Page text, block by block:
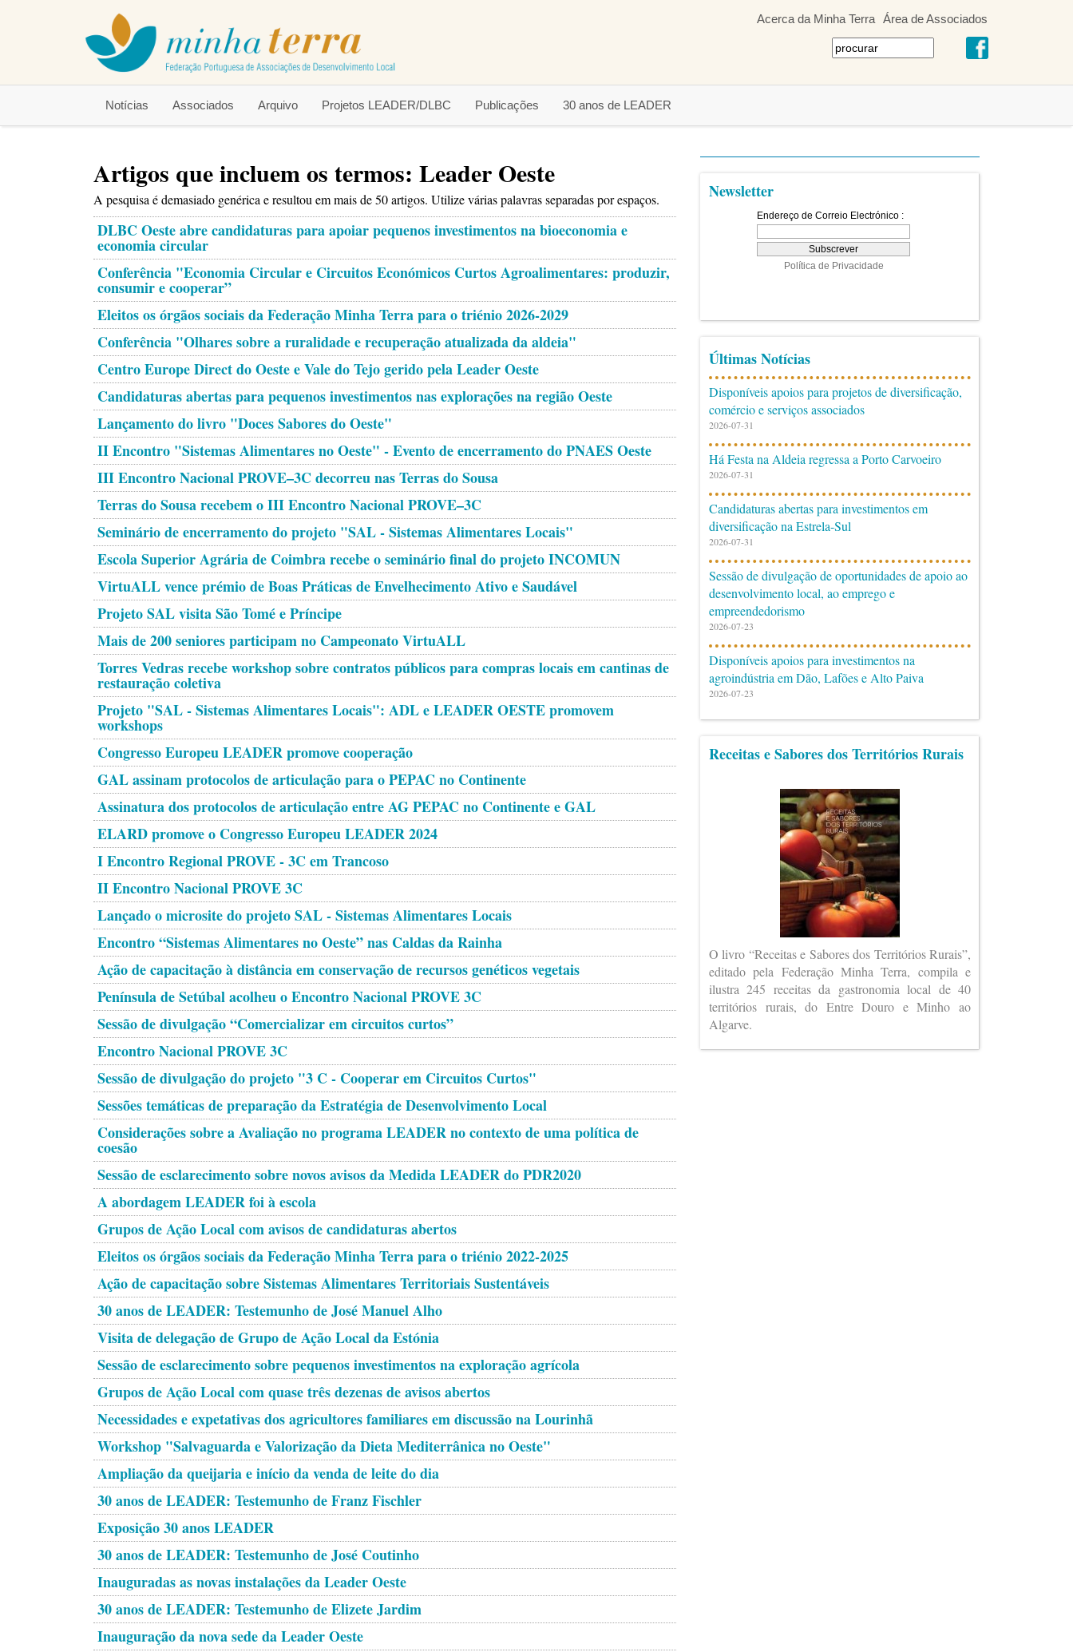
Acerca da Minha Terra Área de Associados
Notícias Associados Arquivo Projetos LEADER/DLBC Publicações 30 anos de LEADER
Artigos que incluem os termos: Leader Oeste
A pesquisa é demasiado genérica e resultou em mais de 50 artigos. Utilize várias palavras separadas por espaços.
DLBC Oeste abre candidaturas para apoiar pequenos investimentos na bioeconomia e
economia circular
Conferência "Economia Circular e Circuitos Económicos Curtos Agroalimentares: produzir,
consumir e cooperar”
Eleitos os órgãos sociais da Federação Minha Terra para o triénio 2026-2029
Conferência "Olhares sobre a ruralidade e recuperação atualizada da aldeia"
Centro Europe Direct do Oeste e Vale do Tejo gerido pela Leader Oeste
Candidaturas abertas para pequenos investimentos nas explorações na região Oeste
Lançamento do livro "Doces Sabores do Oeste"
II Encontro "Sistemas Alimentares no Oeste" - Evento de encerramento do PNAES Oeste
III Encontro Nacional PROVE–3C decorreu nas Terras do Sousa
Terras do Sousa recebem o III Encontro Nacional PROVE–3C
Seminário de encerramento do projeto "SAL - Sistemas Alimentares Locais"
Escola Superior Agrária de Coimbra recebe o seminário final do projeto INCOMUN
VirtuALL vence prémio de Boas Práticas de Envelhecimento Ativo e Saudável
Projeto SAL visita São Tomé e Príncipe
Mais de 200 seniores participam no Campeonato VirtuALL
Torres Vedras recebe workshop sobre contratos públicos para compras locais em cantinas de
restauração coletiva
Projeto "SAL - Sistemas Alimentares Locais": ADL e LEADER OESTE promovem
workshops
Congresso Europeu LEADER promove cooperação
GAL assinam protocolos de articulação para o PEPAC no Continente
Assinatura dos protocolos de articulação entre AG PEPAC no Continente e GAL
ELARD promove o Congresso Europeu LEADER 2024
I Encontro Regional PROVE - 3C em Trancoso
II Encontro Nacional PROVE 3C
Lançado o microsite do projeto SAL - Sistemas Alimentares Locais
Encontro “Sistemas Alimentares no Oeste” nas Caldas da Rainha
Ação de capacitação à distância em conservação de recursos genéticos vegetais
Península de Setúbal acolheu o Encontro Nacional PROVE 3C
Sessão de divulgação “Comercializar em circuitos curtos”
Encontro Nacional PROVE 3C
Sessão de divulgação do projeto "3 C - Cooperar em Circuitos Curtos"
Sessões temáticas de preparação da Estratégia de Desenvolvimento Local
Considerações sobre a Avaliação no programa LEADER no contexto de uma política de
coesão
Sessão de esclarecimento sobre novos avisos da Medida LEADER do PDR2020
A abordagem LEADER foi à escola
Grupos de Ação Local com avisos de candidaturas abertos
Eleitos os órgãos sociais da Federação Minha Terra para o triénio 2022-2025
Ação de capacitação sobre Sistemas Alimentares Territoriais Sustentáveis
30 anos de LEADER: Testemunho de José Manuel Alho
Visita de delegação de Grupo de Ação Local da Estónia
Sessão de esclarecimento sobre pequenos investimentos na exploração agrícola
Grupos de Ação Local com quase três dezenas de avisos abertos
Necessidades e expetativas dos agricultores familiares em discussão na Lourinhã
Workshop "Salvaguarda e Valorização da Dieta Mediterrânica no Oeste"
Ampliação da queijaria e início da venda de leite do dia
30 anos de LEADER: Testemunho de Franz Fischler
Exposição 30 anos LEADER
30 anos de LEADER: Testemunho de José Coutinho
Inauguradas as novas instalações da Leader Oeste
30 anos de LEADER: Testemunho de Elizete Jardim
Inauguração da nova sede da Leader Oeste
Newsletter
Últimas Notícias
Disponíveis apoios para projetos de diversificação,
comércio e serviços associados
2026-07-31
Há Festa na Aldeia regressa a Porto Carvoeiro
2026-07-31
Candidaturas abertas para investimentos em
diversificação na Estrela-Sul
2026-07-31
Sessão de divulgação de oportunidades de apoio ao
desenvolvimento local, ao emprego e
empreendedorismo
2026-07-23
Disponíveis apoios para investimentos na
agroindústria em Dão, Lafões e Alto Paiva
2026-07-23
Receitas e Sabores dos Territórios Rurais
O livro “Receitas e Sabores dos Territórios Rurais”,
editado pela Federação Minha Terra, compila e
ilustra 245 receitas da gastronomia local de 40
territórios rurais, do Entre Douro e Minho ao
Algarve.